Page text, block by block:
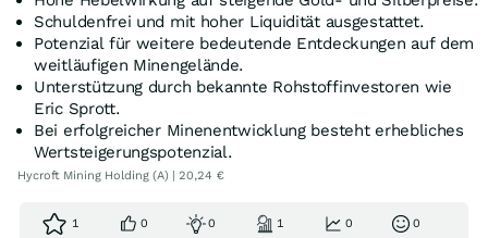
Schuldenfrei und mit hoher Liquidität ausgestattet.
Potenzial für weitere bedeutende Entdeckungen auf dem
weitläufigen Minengelände.
Unterstützung durch bekannte Rohstoffinvestoren wie
Eric Sprott.
Bei erfolgreicher Minenentwicklung besteht erhebliches
Wertsteigerungspotenzial.
Hycroft Mining Holding (A) | 20,24 €
1 0 0 1 0 0